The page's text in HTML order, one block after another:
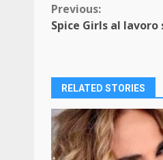
Continue
Reading
Previous:
Spice Girls al
RELATED STORIES